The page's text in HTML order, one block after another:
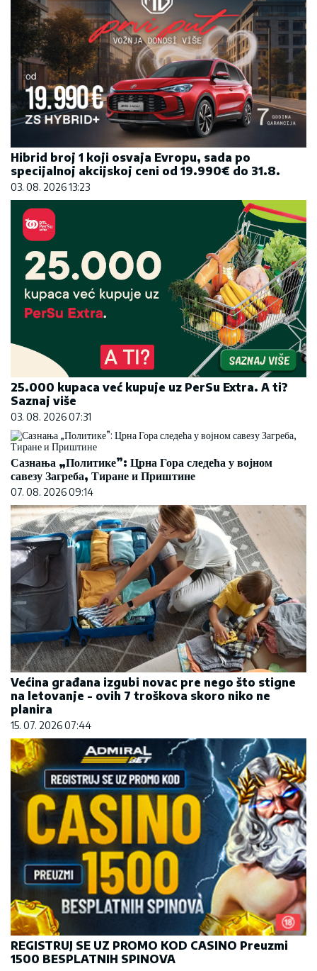
Hibrid broj 1 koji osvaja Evropu, sada po
specijalnoj akcijskoj ceni od 19.990€ do 31.8.
03. 08. 2026 13:23
25.000 kupaca već kupuje uz PerSu Extra. A ti?
Saznaj više
03. 08. 2026 07:31
Сазнања „Политике”: Црна Гора следећа у војном
савезу Загреба, Тиране и Приштине
07. 08. 2026 09:14
Većina građana izgubi novac pre nego što stigne
na letovanje - ovih 7 troškova skoro niko ne
planira
15. 07. 2026 07:44
REGISTRUJ SE UZ PROMO KOD CASINO Preuzmi
1500 BESPLATNIH SPINOVA